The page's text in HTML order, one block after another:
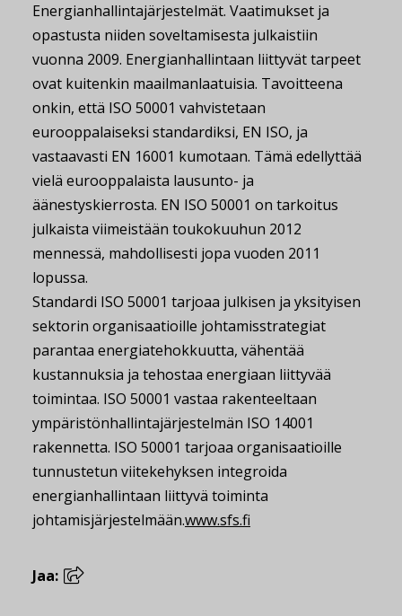
Energianhallintajärjestelmät. Vaatimukset ja
opastusta niiden soveltamisesta julkaistiin
vuonna 2009. Energianhallintaan liittyvät tarpeet
ovat kuitenkin maailmanlaatuisia. Tavoitteena
onkin, että ISO 50001 vahvistetaan
eurooppalaiseksi standardiksi, EN ISO, ja
vastaavasti EN 16001 kumotaan. Tämä edellyttää
vielä eurooppalaista lausunto- ja
äänestyskierrosta. EN ISO 50001 on tarkoitus
julkaista viimeistään toukokuuhun 2012
mennessä, mahdollisesti jopa vuoden 2011
lopussa.
Standardi ISO 50001 tarjoaa julkisen ja yksityisen
sektorin organisaatioille johtamisstrategiat
parantaa energiatehokkuutta, vähentää
kustannuksia ja tehostaa energiaan liittyvää
toimintaa. ISO 50001 vastaa rakenteeltaan
ympäristönhallintajärjestelmän ISO 14001
rakennetta. ISO 50001 tarjoaa organisaatioille
tunnustetun viitekehyksen integroida
energianhallintaan liittyvä toiminta
johtamisjärjestelmään.www.sfs.fi
Jaa: